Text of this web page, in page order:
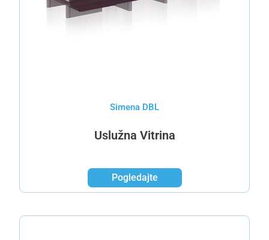
Simena DBL
Uslužna Vitrina​
Pogledajte